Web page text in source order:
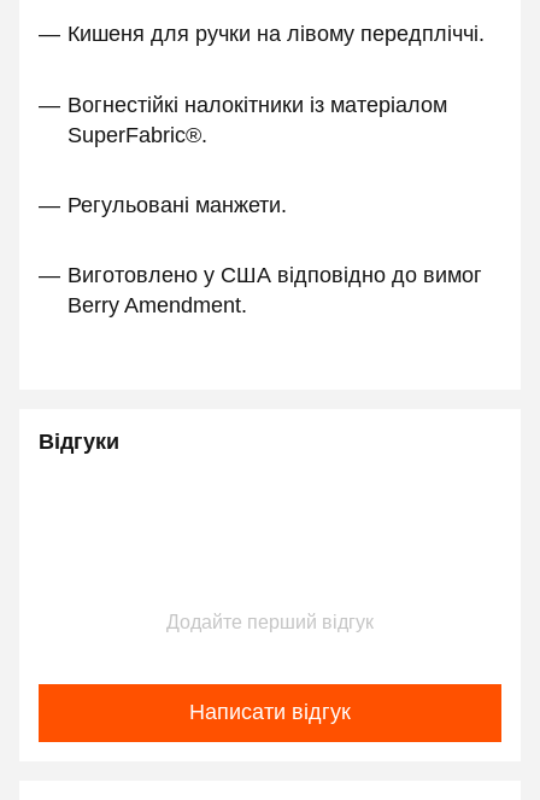
Кишеня для ручки на лівому передпліччі.
Вогнестійкі налокітники із матеріалом
SuperFabric®.
Регульовані манжети.
Виготовлено у США відповідно до вимог
Berry Amendment.
Відгуки
Додайте перший відгук
Написати відгук